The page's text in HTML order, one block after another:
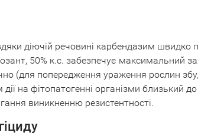
діючій речовині карбендазим
50% к.с. забезпечує максимальний
(для попередження ураження рослин
на фітопатогенні організми близький
виникненню резистентності.